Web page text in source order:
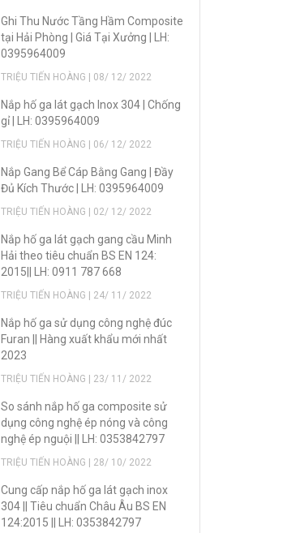
Ghi Thu Nước Tầng Hầm Composite
tại Hải Phòng | Giá Tại Xưởng | LH:
0395964009
TRIỆU TIẾN HOÀNG | 08/ 12/ 2022
Nắp hố ga lát gạch Inox 304 | Chống
gỉ | LH: 0395964009
TRIỆU TIẾN HOÀNG | 06/ 12/ 2022
Nắp Gang Bể Cáp Bằng Gang | Đầy
Đủ Kích Thước | LH: 0395964009
TRIỆU TIẾN HOÀNG | 02/ 12/ 2022
Nắp hố ga lát gạch gang cầu Minh
Hải theo tiêu chuẩn BS EN 124:
2015|| LH: 0911 787 668
TRIỆU TIẾN HOÀNG | 24/ 11/ 2022
Nắp hố ga sử dụng công nghệ đúc
Furan || Hàng xuất khẩu mới nhất
2023
TRIỆU TIẾN HOÀNG | 23/ 11/ 2022
So sánh nắp hố ga composite sử
dụng công nghệ ép nóng và công
nghệ ép nguội || LH: 0353842797
TRIỆU TIẾN HOÀNG | 28/ 10/ 2022
Cung cấp nắp hố ga lát gạch inox
304 || Tiêu chuẩn Châu Âu BS EN
124:2015 || LH: 0353842797